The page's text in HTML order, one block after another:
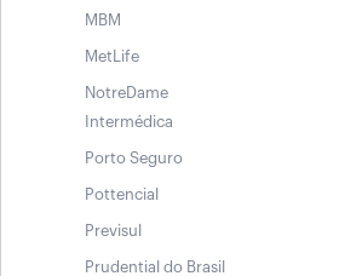
MBM
MetLife
NotreDame
Intermédica
Porto Seguro
Pottencial
Previsul
Prudential do Brasil